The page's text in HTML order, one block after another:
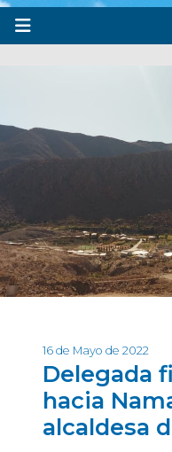
16 de Mayo de 2022
Delegada
hacia
alcaldesa